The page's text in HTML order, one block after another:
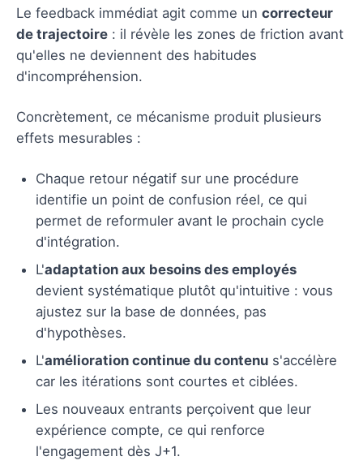
Le feedback immédiat agit comme un correcteur
de trajectoire : il révèle les zones de friction avant
qu'elles ne deviennent des habitudes
d'incompréhension.
Concrètement, ce mécanisme produit plusieurs
effets mesurables :
Chaque retour négatif sur une procédure
identifie un point de confusion réel, ce qui
permet de reformuler avant le prochain cycle
d'intégration.
L'adaptation aux besoins des employés
devient systématique plutôt qu'intuitive : vous
ajustez sur la base de données, pas
d'hypothèses.
L'amélioration continue du contenu s'accélère
car les itérations sont courtes et ciblées.
Les nouveaux entrants perçoivent que leur
expérience compte, ce qui renforce
l'engagement dès J+1.